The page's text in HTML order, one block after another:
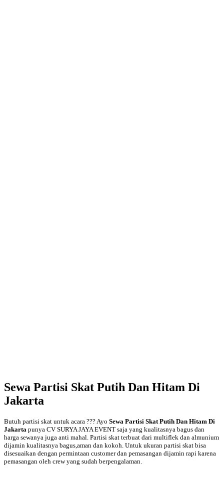
Sewa Partisi Skat Putih Dan Hitam Di
Jakarta
Butuh partisi skat untuk acara ??? Ayo Sewa Partisi Skat Putih Dan Hitam Di
Jakarta punya CV SURYA JAYA EVENT saja yang kualitasnya bagus dan
harga sewanya juga anti mahal. Partisi skat terbuat dari multiflek dan almunium
dijamin kualitasnya bagus,aman dan kokoh. Untuk ukuran partisi skat bisa
disesuaikan dengan permintaan customer dan pemasangan dijamin rapi karena
pemasangan oleh crew yang sudah berpengalaman.